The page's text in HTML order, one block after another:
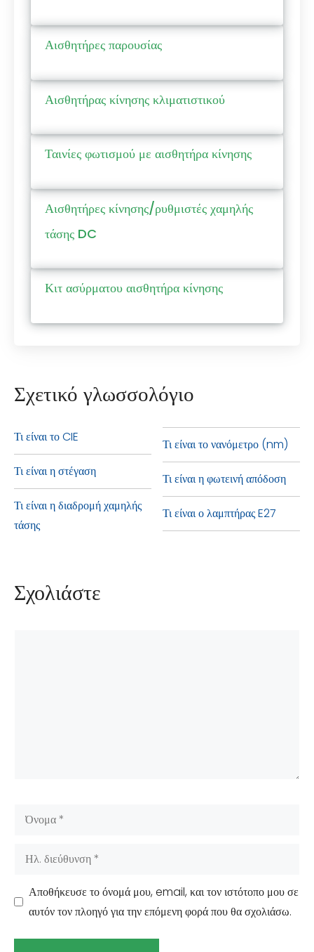
Αισθητήρες παρουσίας
Αισθητήρας κίνησης κλιματιστικού
Ταινίες φωτισμού με αισθητήρα κίνησης
Αισθητήρες κίνησης/ρυθμιστές χαμηλής
τάσης DC
Κιτ ασύρματου αισθητήρα κίνησης
Σχετικό γλωσσολόγιο
Τι είναι το CIE
Τι είναι η στέγαση
Τι είναι η διαδρομή χαμηλής
τάσης
Τι είναι το νανόμετρο (nm)
Τι είναι η φωτεινή απόδοση
Τι είναι ο λαμπτήρας E27
Σχολιάστε
Όνομα
Ηλ.
Αποθήκευσε το όνομά μου, email, και τον ιστότοπο μου σε
αυτόν τον πλοηγό για την επόμενη φορά που θα σχολιάσω.